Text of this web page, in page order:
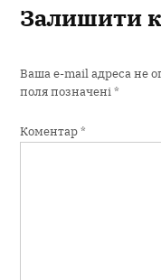
Залишити
Ваша e-mail адреса не
поля позначені*
Коментар*